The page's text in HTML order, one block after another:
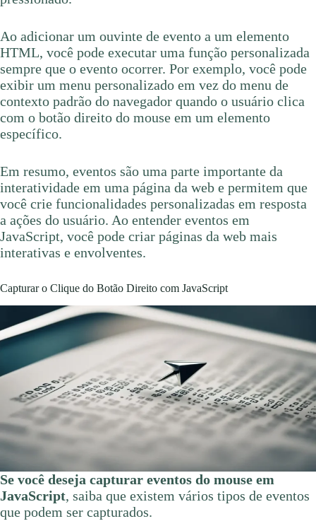
Ao adicionar um ouvinte de evento a um elemento
HTML, você pode executar uma função personalizada
sempre que o evento ocorrer. Por exemplo, você pode
exibir um menu personalizado em vez do menu de
contexto padrão do navegador quando o usuário clica
com o botão direito do mouse em um elemento
específico.
Em resumo, eventos são uma parte importante da
interatividade em uma página da web e permitem que
você crie funcionalidades personalizadas em resposta
a ações do usuário. Ao entender eventos em
JavaScript, você pode criar páginas da web mais
interativas e envolventes.
Capturar o Clique do Botão Direito com JavaScript
Se você deseja capturar eventos do mouse em
JavaScript, saiba que existem vários tipos de eventos
que podem ser capturados.